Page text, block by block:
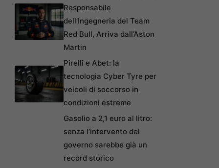
Responsabile
dell’Ingegneria del Team
Red Bull, Arriva dall’Aston
Martin
Pirelli e Abet: la
tecnologia Cyber Tyre per
veicoli di soccorso in
condizioni estreme
Gasolio a 2,1 euro al litro:
senza l’intervento del
governo sarebbe già un
record storico